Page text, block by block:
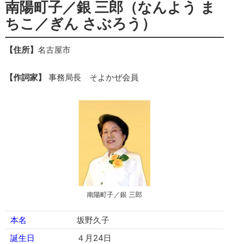
南陽町子／銀 三郎（なんよう ま
ちこ／ぎん さぶろう）
【住所】 名古屋市
【作詞家】 事務局長 そよかぜ会員
南陽町子／銀 三郎
本名
坂野久子
誕生日
４月24日